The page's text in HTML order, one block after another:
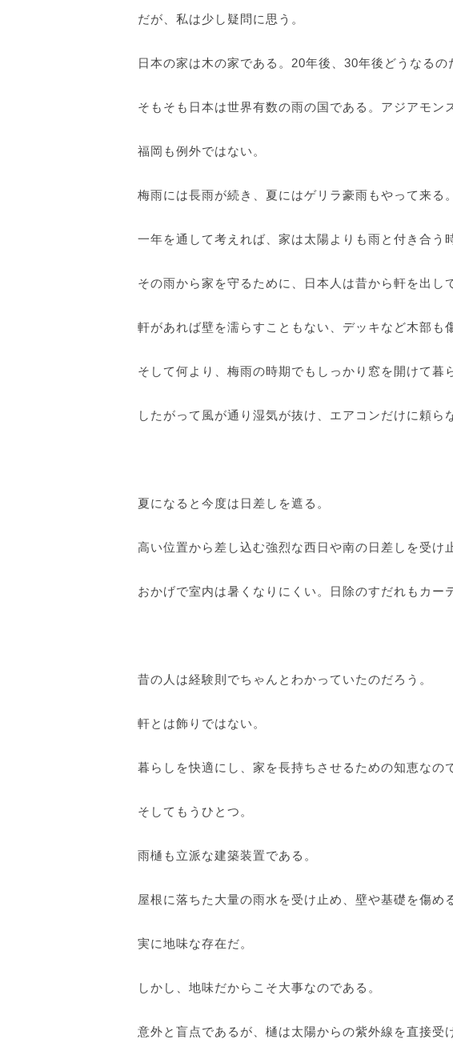
だが、私は少し疑問に思う。
日本の家は木の家である。20年後、30年後どうなるの
そもそも日本は世界有数の雨の国である。アジアモン
福岡も例外ではない。
梅雨には長雨が続き、夏にはゲリラ豪雨もやって来る。
一年を通して考えれば、家は太陽よりも雨と付き合う
その雨から家を守るために、日本人は昔から軒を出し
軒があれば壁を濡らすこともない、デッキなど木部も
そして何より、梅雨の時期でもしっかり窓を開けて暮
したがって風が通り湿気が抜け、エアコンだけに頼ら
夏になると今度は日差しを遮る。
高い位置から差し込む強烈な西日や南の日差しを受け
おかげで室内は暑くなりにくい。日除のすだれもカー
昔の人は経験則でちゃんとわかっていたのだろう。
軒とは飾りではない。
暮らしを快適にし、家を長持ちさせるための知恵なの
そしてもうひとつ。
雨樋も立派な建築装置である。
屋根に落ちた大量の雨水を受け止め、壁や基礎を傷め
実に地味な存在だ。
しかし、地味だからこそ大事なのである。
意外と盲点であるが、樋は太陽からの紫外線を直接受